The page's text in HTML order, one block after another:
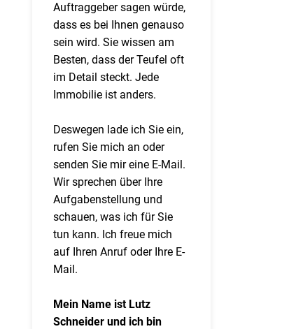
Auftraggeber sagen würde,
dass es bei Ihnen genauso
sein wird. Sie wissen am
Besten, dass der Teufel oft
im Detail steckt. Jede
Immobilie ist anders.
Deswegen lade ich Sie ein,
rufen Sie mich an oder
senden Sie mir eine E-Mail.
Wir sprechen über Ihre
Aufgabenstellung und
schauen, was ich für Sie
tun kann. Ich freue mich
auf Ihren Anruf oder Ihre E-
Mail.
Mein Name ist Lutz
Schneider und ich bin